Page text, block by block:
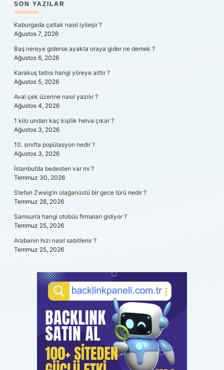
SIDEBAR
SON YAZILAR
Kaburgada çatlak nasıl iyileşir ?
Ağustos 7, 2026
Baş nereye giderse ayakta oraya gider ne demek ?
Ağustos 6, 2026
Karakuş tatlısı hangi yöreye aittir ?
Ağustos 5, 2026
Aval çek üzerine nasıl yazılır ?
Ağustos 4, 2026
1 kilo undan kaç kişilik helva çıkar ?
Ağustos 3, 2026
10. sınıfta popülasyon nedir ?
Ağustos 3, 2026
İstanbul’da bedesten var mı ?
Temmuz 30, 2026
Stefan Zweig’in olağanüstü bir gece türü nedir ?
Temmuz 28, 2026
Samsun’a hangi otobüs firmaları gidiyor ?
Temmuz 25, 2026
Arabanın hızı nasıl sabitlenir ?
Temmuz 25, 2026